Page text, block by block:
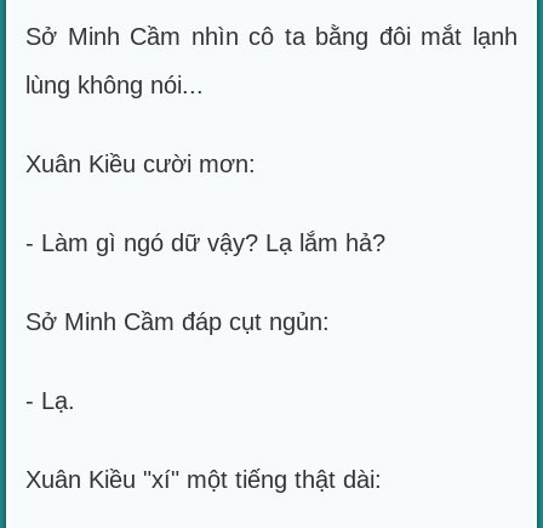
Sở Minh Cầm nhìn cô ta bằng đôi mắt lạnh
lùng không nói...
Xuân Kiều cười mơn:
- Làm gì ngó dữ vậy? Lạ lắm hả?
Sở Minh Cầm đáp cụt ngủn:
- Lạ.
Xuân Kiều "xí" một tiếng thật dài: